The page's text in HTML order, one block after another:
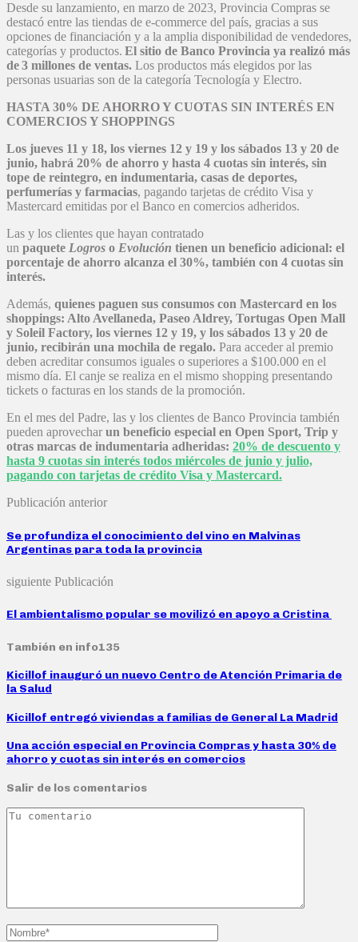
Desde su lanzamiento, en marzo de 2023, Provincia Compras se
destacó entre las tiendas de e-commerce del país, gracias a sus
opciones de financiación y a la amplia disponibilidad de vendedores,
categorías y productos. El sitio de Banco Provincia ya realizó más
de 3 millones de ventas. Los productos más elegidos por las
personas usuarias son de la categoría Tecnología y Electro.
HASTA 30% DE AHORRO Y CUOTAS SIN INTERÉS EN
COMERCIOS Y SHOPPINGS
Los jueves 11 y 18, los viernes 12 y 19 y los sábados 13 y 20 de
junio, habrá 20% de ahorro y hasta 4 cuotas sin interés, sin
tope de reintegro, en indumentaria, casas de deportes,
perfumerías y farmacias, pagando tarjetas de crédito Visa y
Mastercard emitidas por el Banco en comercios adheridos.
Las y los clientes que hayan contratado
un paquete Logros o Evolución tienen un beneficio adicional: el
porcentaje de ahorro alcanza el 30%, también con 4 cuotas sin
interés.
Además, quienes paguen sus consumos con Mastercard en los
shoppings: Alto Avellaneda, Paseo Aldrey, Tortugas Open Mall
y Soleil Factory, los viernes 12 y 19, y los sábados 13 y 20 de
junio, recibirán una mochila de regalo. Para acceder al premio
deben acreditar consumos iguales o superiores a $100.000 en el
mismo día. El canje se realiza en el mismo shopping presentando
tickets o facturas en los stands de la promoción.
En el mes del Padre, las y los clientes de Banco Provincia también
pueden aprovechar un beneficio especial en Open Sport, Trip y
otras marcas de indumentaria adheridas: 20% de descuento y
hasta 9 cuotas sin interés todos miércoles de junio y julio,
pagando con tarjetas de crédito Visa y Mastercard.
Publicación anterior
Se profundiza el conocimiento del vino en Malvinas
Argentinas para toda la provincia
siguiente Publicación
El ambientalismo popular se movilizó en apoyo a Cristina
También en info135
Kicillof inauguró un nuevo Centro de Atención Primaria de
la Salud
Kicillof entregó viviendas a familias de General La Madrid
Una acción especial en Provincia Compras y hasta 30% de
ahorro y cuotas sin interés en comercios
Salir de los comentarios